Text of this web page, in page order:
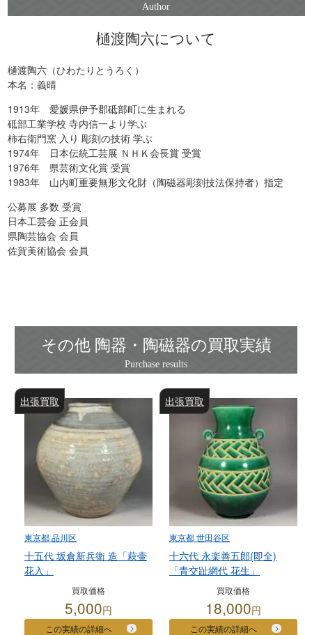
樋渡陶六について
樋渡陶六（ひわたりとうろく）
本名：義晴
1913年 愛媛県伊予郡砥部町に生まれる
砥部工業学校 寺内信一より学ぶ
柿右衛門窯 入り 彫刻の技術 学ぶ
1974年 日本伝統工芸展 ＮＨＫ会長賞 受賞
1976年 県芸術文化賞 受賞
1983年 山内町重要無形文化財（陶磁器彫刻技法保持者）指定
公募展 多数 受賞
日本工芸会 正会員
県陶芸協会 会員
佐賀美術協会 会員
その他 陶器・陶磁器の買取実績
東京都 品川区
十五代 坂倉新兵衛 造「萩壷
花入」
買取価格
5,000円
この実績の詳細へ
出張買取
東京都 世田谷区
十六代 永楽善五郎(即全)
「青交趾網代 花生」
買取価格
18,000円
この実績の詳細へ
出張買取